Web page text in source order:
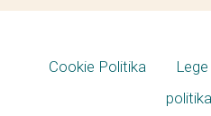
Cookie Politika
politika